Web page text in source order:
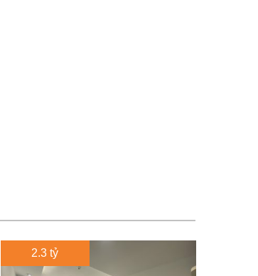
2.3 tỷ